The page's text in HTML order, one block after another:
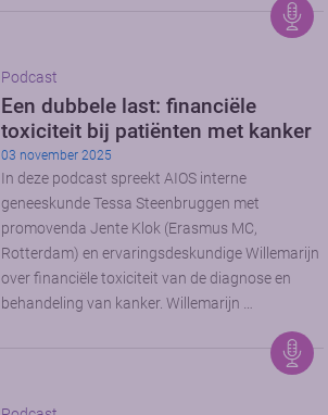
Podcast
Een dubbele last: financiële
toxiciteit bij patiënten met kanker
03 november 2025
In deze podcast spreekt AIOS interne
geneeskunde Tessa Steenbruggen met
promovenda Jente Klok (Erasmus MC,
Rotterdam) en ervaringsdeskundige Willemarijn
over financiële toxiciteit van de diagnose en
behandeling van kanker. Willemarijn …